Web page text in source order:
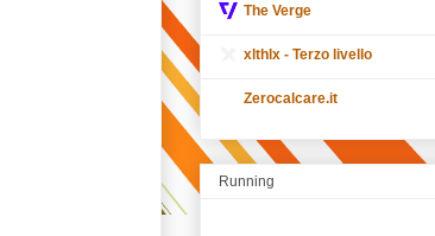
The Verge
xlthlx - Terzo livello
Zerocalcare.it
Running